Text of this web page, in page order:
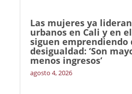
Las mujeres ya
urbanos en Cali y en
siguen emprendiendo
desigualdad: ‘Son
menos ingresos’
agosto 4, 2026